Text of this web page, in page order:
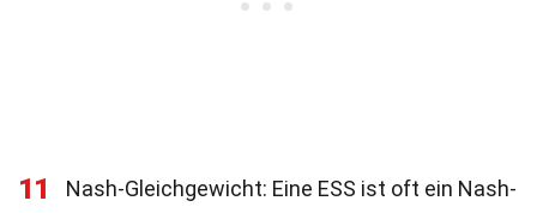
11
Nash-Gleichgewicht: Eine ESS ist oft ein Nash-